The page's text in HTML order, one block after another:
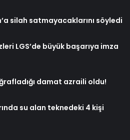
silah satmayacaklarını söyledi
LGS’de büyük başarıya imza
damat azraili oldu!
su alan teknedeki 4 kişi